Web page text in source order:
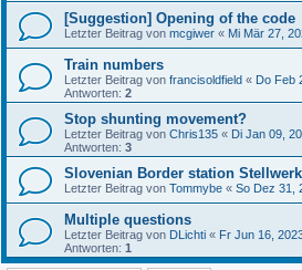
[Suggestion] Opening of the code
Letzter Beitrag von mcgiwer « Mi Mär 27,
Train numbers
Letzter Beitrag von francisoldfield « Do Feb
Antworten: 2
Stop shunting movement?
Letzter Beitrag von Chris135 « Di Jan 09,
Antworten: 3
Slovenian Border station Stellwerk
Letzter Beitrag von Tommybe « So Dez 31,
Multiple questions
Letzter Beitrag von DLichti « Fr Jun 16,
Antworten: 1